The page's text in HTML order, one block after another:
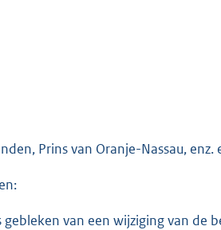
Prins van Oranje-Nassau, enz.
van een wijziging van de